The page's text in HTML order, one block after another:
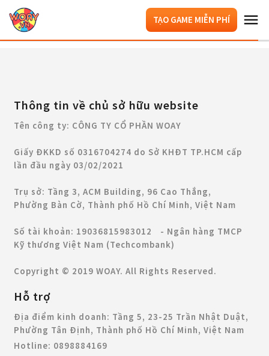
TẠO GAME MIỄN PHÍ
Thông tin về chủ sở hữu website
Tên công ty: CÔNG TY CỔ PHẦN WOAY
Giấy ĐKKD số 0316704274 do Sở KHĐT TP.HCM cấp
lần đầu ngày 03/02/2021
Trụ sở: Tầng 3, ACM Building, 96 Cao Thắng,
Phường Bàn Cờ, Thành phố Hồ Chí Minh, Việt Nam
Số tài khoản: 19036815983012 - Ngân hàng TMCP
Kỹ thương Việt Nam (Techcombank)
Copyright © 2019 WOAY. All Rights Reserved.
Hỗ trợ
Địa điểm kinh doanh: Tầng 5, 23-25 Trần Nhật Duật,
Phường Tân Định, Thành phố Hồ Chí Minh, Việt Nam
Hotline: 0898884169